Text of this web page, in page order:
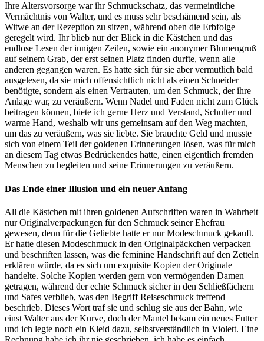
Ihre Altersvorsorge war ihr Schmuckschatz, das vermeintliche
Vermächtnis von Walter, und es muss sehr beschämend sein, als
Witwe an der Rezeption zu sitzen, während oben die Erbfolge
geregelt wird. Ihr blieb nur der Blick in die Kästchen und das
endlose Lesen der innigen Zeilen, sowie ein anonymer Blumengruß
auf seinem Grab, der erst seinen Platz finden durfte, wenn alle
anderen gegangen waren. Es hatte sich für sie aber vermutlich bald
ausgelesen, da sie mich offensichtlich nicht als einen Schneider
benötigte, sondern als einen Vertrauten, um den Schmuck, der ihre
Anlage war, zu veräußern. Wenn Nadel und Faden nicht zum Glück
beitragen können, biete ich gerne Herz und Verstand, Schulter und
warme Hand, weshalb wir uns gemeinsam auf den Weg machten,
um das zu veräußern, was sie liebte. Sie brauchte Geld und musste
sich von einem Teil der goldenen Erinnerungen lösen, was für mich
an diesem Tag etwas Bedrückendes hatte, einen eigentlich fremden
Menschen zu begleiten und seine Erinnerungen zu veräußern.
Das Ende einer Illusion und ein neuer Anfang
All die Kästchen mit ihren goldenen Aufschriften waren in Wahrheit
nur Originalverpackungen für den Schmuck seiner Ehefrau
gewesen, denn für die Geliebte hatte er nur Modeschmuck gekauft.
Er hatte diesen Modeschmuck in den Originalpäckchen verpacken
und beschriften lassen, was die feminine Handschrift auf den Zetteln
erklären würde, da es sich um exquisite Kopien der Originale
handelte. Solche Kopien werden gern von vermögenden Damen
getragen, während der echte Schmuck sicher in den Schließfächern
und Safes verblieb, was den Begriff Reiseschmuck treffend
beschrieb. Dieses Wort traf sie und schlug sie aus der Bahn, wie
einst Walter aus der Kurve, doch der Mantel bekam ein neues Futter
und ich legte noch ein Kleid dazu, selbstverständlich in Violett. Eine